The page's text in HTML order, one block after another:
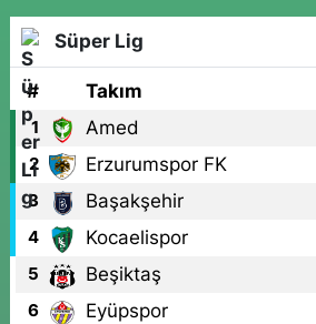
Süper Lig
# Takım
1 Amed
2 Erzurumspor FK
3 Başakşehir
4 Kocaelispor
5 Beşiktaş
6 Eyüpspor